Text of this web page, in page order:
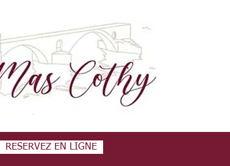
RESERVEZ EN LIGNE